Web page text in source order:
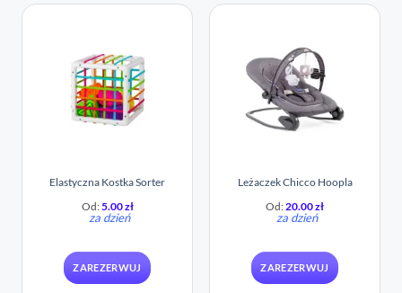
Elastyczna Kostka Sorter
Od:5.00zł
za dzień
ZAREZERWUJ
Leżaczek Chicco Hoopla
Od:20.00zł
za dzień
ZAREZERWUJ